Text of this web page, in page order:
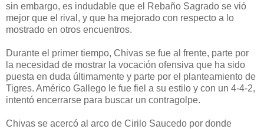
sin embargo, es indudable que el Rebaño Sagrado se vió
mejor que el rival, y que ha mejorado con respecto a lo
mostrado en otros encuentros.
Durante el primer tiempo, Chivas se fue al frente, parte por
la necesidad de mostrar la vocación ofensiva que ha sido
puesta en duda últimamente y parte por el planteamiento de
Tigres. Américo Gallego le fue fiel a su estilo y con un 4-4-2,
intentó encerrarse para buscar un contragolpe.
Chivas se acercó al arco de Cirilo Saucedo por donde